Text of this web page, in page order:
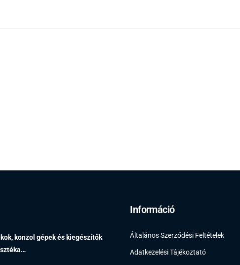
konzol gépek és kiegészítők
Információ
Általános Szerződési Feltételek
Adatkezelési Tájékoztató